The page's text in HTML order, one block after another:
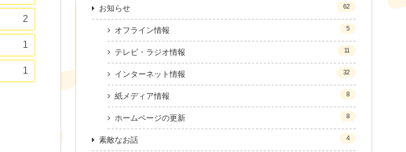
2
1
1
お知らせ 62
オフライン情報 5
テレビ・ラジオ情報 11
インターネット情報 32
紙メディア情報 8
ホームページの更新 8
素敵なお話 4